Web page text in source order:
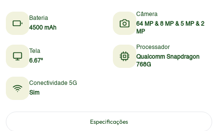
Bateria
4500 mAh
Câmera
64 MP & 8 MP & 5 MP & 2
MP
Tela
6.67"
Processador
Qualcomm Snapdragon
768G
Conectividade 5G
Sim
Especificações